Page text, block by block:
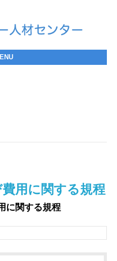
講習会
情報公開
用に関する規程
に関する規程